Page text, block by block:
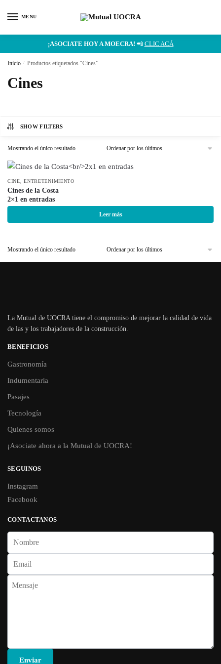
MENU
¡ASOCIATE HOY A MOECRA! 📲 CLIC ACÁ
Inicio / Productos etiquetados “Cines”
Cines
SHOW FILTERS
Mostrando el único resultado
CINE ,ENTRETENIMIENTO
Cines de la Costa
2×1 en entradas
Leer más
Mostrando el único resultado
La Mutual de UOCRA tiene el compromiso de mejorar la calidad de vida
de las y los trabajadores de la construcción.
BENEFICIOS
Gastronomía
Indumentaria
Pasajes
Tecnología
Quienes somos
¡Asociate ahora a la Mutual de UOCRA!
SEGUINOS
Instagram
Facebook
CONTACTANOS